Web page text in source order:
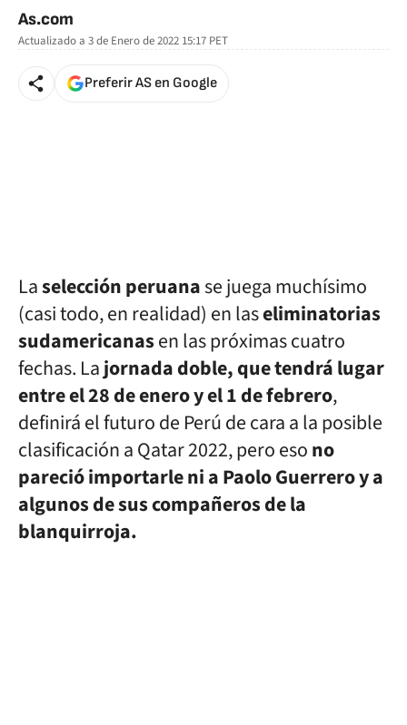
As.com
Actualizado a 3 de Enero de 2022 15:17 PET
Preferir AS en Google
Laselección peruanase juega muchísimo
(casi todo, en realidad) en laseliminatorias
sudamericanasen las próximas cuatro
fechas. Lajornada doble, que tendrá lugar
entre el 28 de enero y el 1 de febrero,
definirá el futuro de Perú de cara a la posible
clasificación a Qatar 2022, pero esono
pareció importarle ni a Paolo Guerrero y a
algunos de sus compañeros de la
blanquirroja.